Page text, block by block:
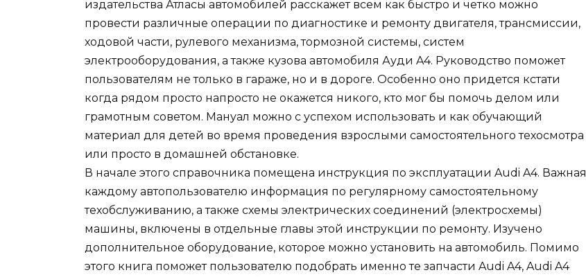
издательства Атласы автомобилей расскажет всем как быстро и четко можно
провести различные операции по диагностике и ремонту двигателя, трансмиссии,
ходовой части, рулевого механизма, тормозной системы, систем
электрооборудования, а также кузова автомобиля Ауди A4. Руководство поможет
пользователям не только в гараже, но и в дороге. Особенно оно придется кстати
когда рядом просто напросто не окажется никого, кто мог бы помочь делом или
грамотным советом. Мануал можно с успехом использовать и как обучающий
материал для детей во время проведения взрослыми самостоятельного техосмотра
или просто в домашней обстановке.
В начале этого справочника помещена инструкция по эксплуатации Audi A4. Важная
каждому автопользователю информация по регулярному самостоятельному
техобслуживанию, а также схемы электрических соединений (электросхемы)
машины, включены в отдельные главы этой инструкции по ремонту. Изучено
дополнительное оборудование, которое можно установить на автомобиль. Помимо
этого книга поможет пользователю подобрать именно те запчасти Audi A4, Audi A4